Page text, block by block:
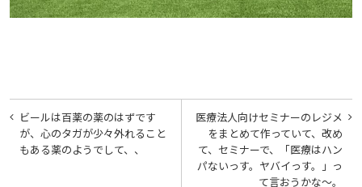
投
稿
ナ
医療法人向けセミナーのレジメ
をまとめて作っていて、改め
て、セミナーで、「医療はハン
パないっす。ヤバイっす。」っ
て言おうかな〜。
ビールは百薬の薬のはずです
が、心のタガが少々外れること
もある薬のようでして、、